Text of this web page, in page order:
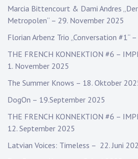
Marcia Bittencourt & Dami Andres
Metropolen“ – 29. November 2025
Florian Arbenz Trio „Conversation #1“
THE FRENCH KONNEKTION #6 –
1. November 2025
The Summer Knows – 18. Oktober
DogOn – 19.September 2025
THE FRENCH KONNEKTION #6 –
12. September 2025
Latvian Voices: Timeless – 22. Juni